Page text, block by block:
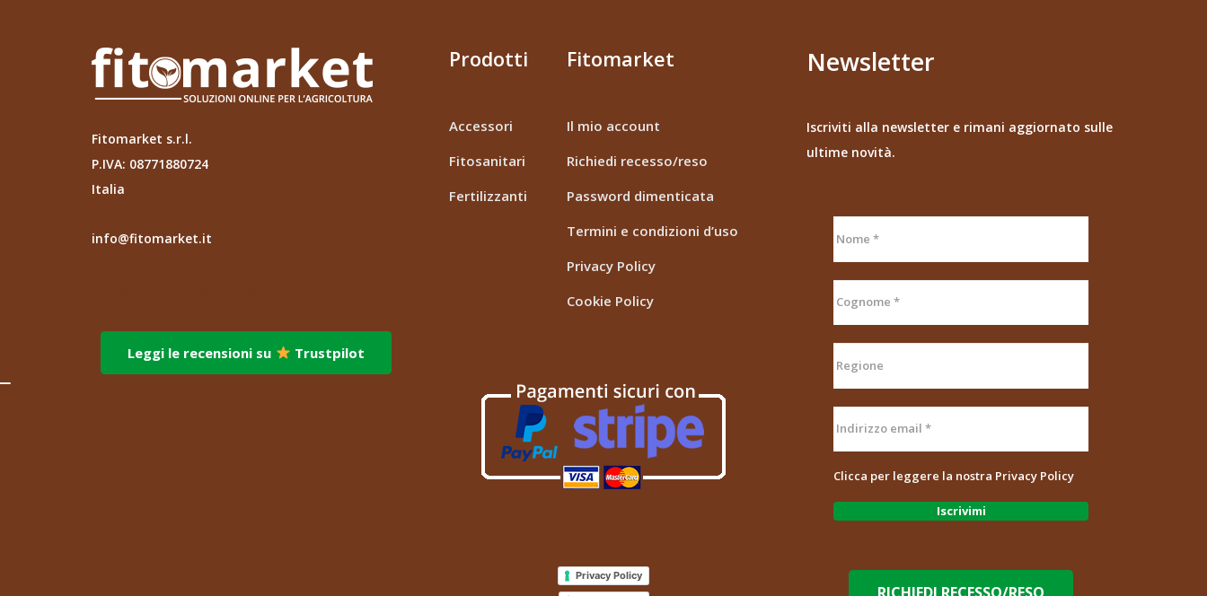
Fitomarket s.r.l.
P.IVA: 08771880724
Italia
info@fitomarket.it
Leggi le recensioni su Trustpilot
Prodotti
Accessori
Fitosanitari
Fertilizzanti
Fitomarket
Il mio account
Richiedi recesso/reso
Password dimenticata
Termini e condizioni d’uso
Privacy Policy
Cookie Policy
Privacy Policy
Newsletter
Iscriviti alla newsletter e rimani aggiornato sulle
ultime novità.
Clicca per leggere la nostra Privacy Policy